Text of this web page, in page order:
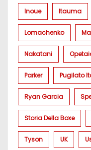
Inoue Itauma
Lomachenko
Nakatani
Parker Pugilato
Ryan Garcia
Storia Della Boxe
Tyson UK